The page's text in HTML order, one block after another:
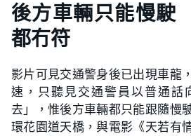
後方車輛只能慢
都冇符
影片可見交通警身後已出現車龍
速，只聽見交通警員以普通話
去」，惟後方車輛都只能跟隨慢
環花園道天橋，與電影《天若有